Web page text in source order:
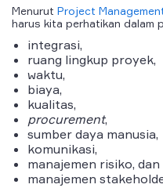
Menurut Project
harus kita perhatikan dalam
integrasi,
ruang lingkup proyek,
waktu,
biaya,
kualitas,
procurement,
sumber daya manusia,
komunikasi,
manajemen risiko, dan
manajemen